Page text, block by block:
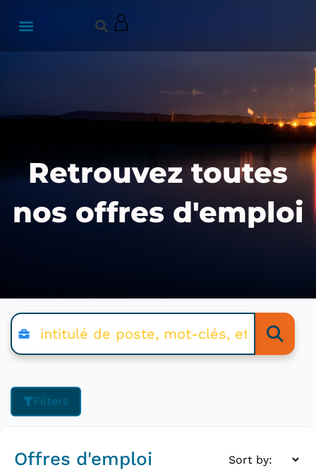
Retrouvez toutes
nos offres d'emploi
Filters
Offres d'emploi